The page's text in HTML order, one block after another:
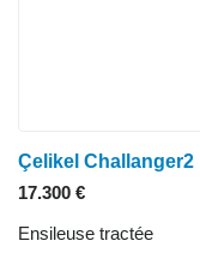
Çelikel Challanger2
17.300 €
Ensileuse tractée